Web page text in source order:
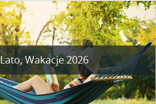
Lato, Wakacje 2026